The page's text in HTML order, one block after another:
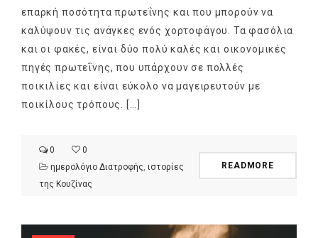
επαρκή ποσότητα πρωτεΐνης και που μπορούν να
καλύψουν τις ανάγκες ενός χορτοφάγου. Τα φασόλια
και οι φακές, είναι δύο πολύ καλές και οικονομικές
πηγές πρωτεΐνης, που υπάρχουν σε πολλές
ποικιλίες και είναι εύκολο να μαγειρευτούν με
ποικίλους τρόπους. […]
0
0
ημερολόγιο Διατροφής ιστορίες
της Κουζίνας
READMORE